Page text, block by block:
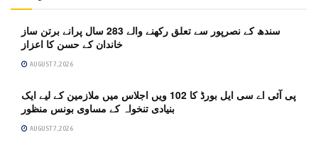
سندھ کے نصرپور سے تعلق رکھنے والے 283 سال پرانے برتن ساز
خاندان کے حسن کا اعزاز
AUGUST 7, 2026
پی آئی اے سی ایل بورڈ کا 102 ویں اجلاس میں ملازمین کے لیے ایک
بنیادی تنخواہ کے مساوی بونس منظور
AUGUST 7, 2026